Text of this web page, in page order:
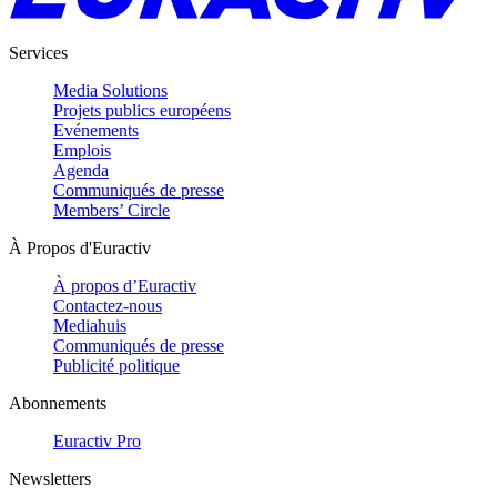
Services
Media Solutions
Projets publics européens
Evénements
Emplois
Agenda
Communiqués de presse
Members’ Circle
À Propos d'Euractiv
À propos d’Euractiv
Contactez-nous
Mediahuis
Communiqués de presse
Publicité politique
Abonnements
Euractiv Pro
Newsletters